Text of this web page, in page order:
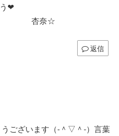
❤
☆
返信
ございます（‐＾▽＾‐）言葉